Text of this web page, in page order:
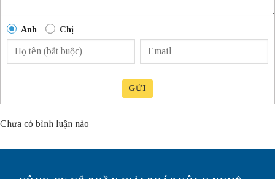
Anh Chị
GỬI
Chưa có bình luận nào